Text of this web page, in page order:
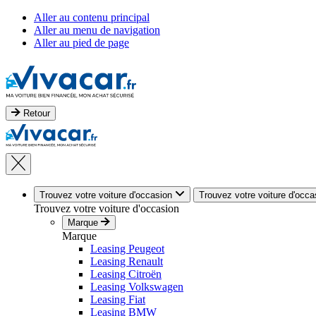
Aller au contenu principal
Aller au menu de navigation
Aller au pied de page
Retour
Trouvez votre voiture d'occasion Trouvez votre voiture
Trouvez votre voiture d'occasion
Marque
Marque
Leasing Peugeot
Leasing Renault
Leasing Citroën
Leasing Volkswagen
Leasing Fiat
Leasing BMW